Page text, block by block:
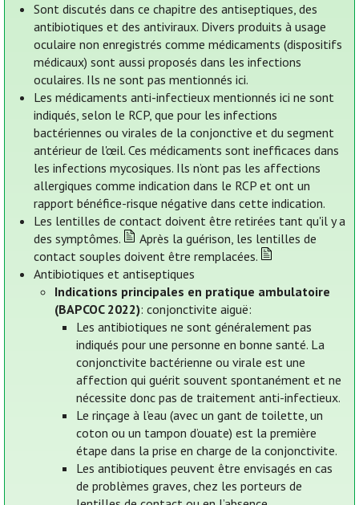
Sont discutés dans ce chapitre des antiseptiques, des
antibiotiques et des antiviraux. Divers produits à usage
oculaire non enregistrés comme médicaments (dispositifs
médicaux) sont aussi proposés dans les infections
oculaires. Ils ne sont pas mentionnés ici.
Les médicaments anti-infectieux mentionnés ici ne sont
indiqués, selon le RCP, que pour les infections
bactériennes ou virales de la conjonctive et du segment
antérieur de l'œil. Ces médicaments sont inefficaces dans
les infections mycosiques. Ils n’ont pas les affections
allergiques comme indication dans le RCP et ont un
rapport bénéfice-risque négative dans cette indication.
Les lentilles de contact doivent être retirées tant qu'il y a
des symptômes.
Après la guérison, les lentilles de
contact souples doivent être remplacées.
Antibiotiques et antiseptiques
Indications principales en pratique ambulatoire
(BAPCOC 2022): conjonctivite aiguë:
Les antibiotiques ne sont généralement pas
indiqués pour une personne en bonne santé. La
conjonctivite bactérienne ou virale est une
affection qui guérit souvent spontanément et ne
nécessite donc pas de traitement anti-infectieux.
Le rinçage à l’eau (avec un gant de toilette, un
coton ou un tampon d’ouate) est la première
étape dans la prise en charge de la conjonctivite.
Les antibiotiques peuvent être envisagés en cas
de problèmes graves, chez les porteurs de